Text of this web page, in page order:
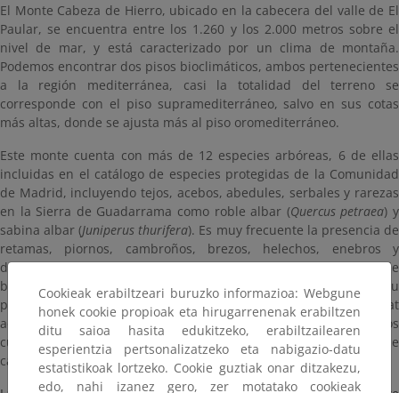
El Monte Cabeza de Hierro, ubicado en la cabecera del valle de El
Paular, se encuentra entre los 1.260 y los 2.000 metros sobre el
nivel de mar, y está caracterizado por un clima de montaña.
Podemos encontrar dos pisos bioclimáticos, ambos pertenecientes
a la región mediterránea, casi la totalidad del terreno se
corresponde con el piso supramediterráneo, salvo en sus cotas
más altas, donde se ajusta más al piso oromediterráneo.
Este monte cuenta con más de 12 especies arbóreas, 6 de ellas
incluidas en el catálogo de especies protegidas de la Comunidad
de Madrid, incluyendo tejos, acebos, abedules, serbales y rarezas
en la Sierra de Guadarrama como roble albar (Quercus petraea) y
sabina albar (Juniperus thurifera). Es muy frecuente la presencia de
retamas, piornos, cambroños, brezos, helechos, enebros y
diversas especies del género Rosa en zonas desarboladas o de
baja espesura. Entre sus características destacan su
pedregosidad y sus roquedos, de interés por ser hábitat
adecuado a diversas especies animales y vegetales; así como los
cursos de agua, muy abundantes y patentes en el monte, tanto de
carácter permanente como temporal.
Cookieak erabiltzeari buruzko informazioa: Webgune
honek cookie propioak eta hirugarrenenak erabiltzen
ditu saioa hasita edukitzeko, erabiltzailearen
esperientzia pertsonalizatzeko eta nabigazio-datu
estatistikoak lortzeko. Cookie guztiak onar ditzakezu,
edo, nahi izanez gero, zer motatako cookieak